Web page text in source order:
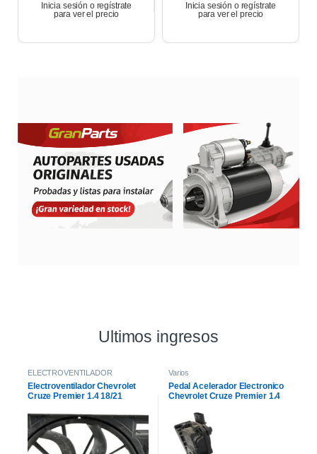
Inicia sesión o regístrate
para ver el precio
Inicia sesión o regístrate
para ver el precio
Ultimos ingresos
ELECTROVENTILADOR
Electroventilador Chevrolet
Cruze Premier 1.4 18/21
Varios
Pedal Acelerador Electronico
Chevrolet Cruze Premier 1.4